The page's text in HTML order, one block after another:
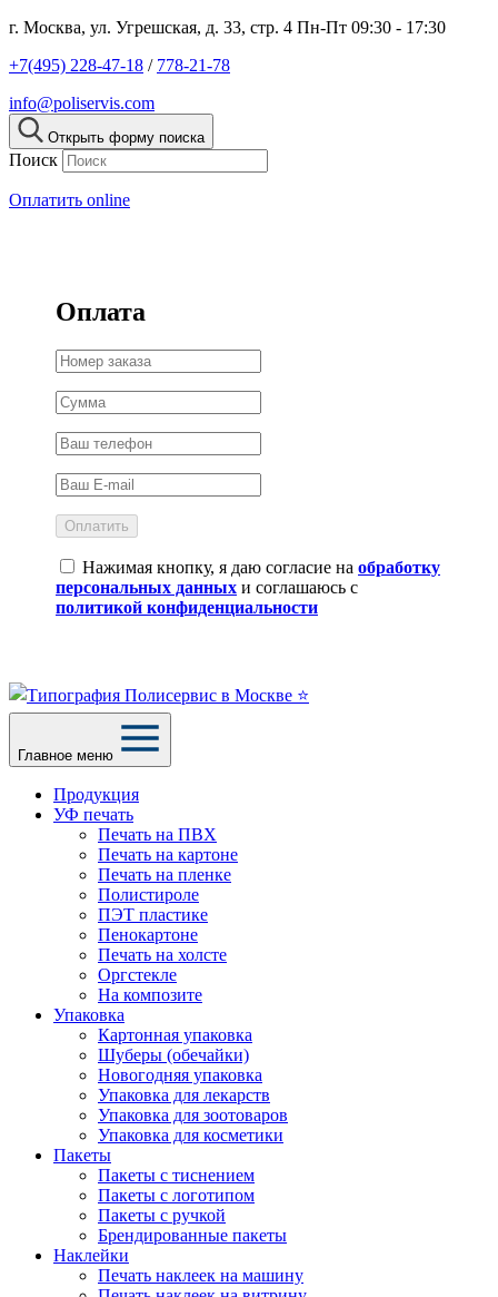
г. Москва, ул. Угрешская, д. 33, стр. 4 Пн-Пт 09:30 - 17:30
+7(495) 228-47-18 / 778-21-78
info@poliservis.com
Открыть форму поиска
Поиск
Оплатить online
Оплата
Оплатить
Нажимая кнопку, я даю согласие на обработку
персональных данных и соглашаюсь с
политикой конфиденциальности
Главное меню
Продукция
УФ печать
Печать на ПВХ
Печать на картоне
Печать на пленке
Полистироле
ПЭТ пластике
Пенокартоне
Печать на холсте
Оргстекле
На композите
Упаковка
Картонная упаковка
Шуберы (обечайки)
Новогодняя упаковка
Упаковка для лекарств
Упаковка для зоотоваров
Упаковка для косметики
Пакеты
Пакеты с тиснением
Пакеты с логотипом
Пакеты с ручкой
Брендированные пакеты
Наклейки
Печать наклеек на машину